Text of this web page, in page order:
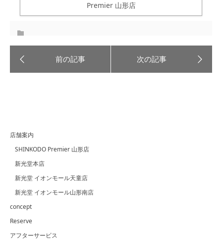
Premier 山形店
店舗案内
SHINKODO Premier 山形店
新光堂本店
新光堂 イオンモール天童店
新光堂 イオンモール山形南店
concept
Reserve
アフターサービス